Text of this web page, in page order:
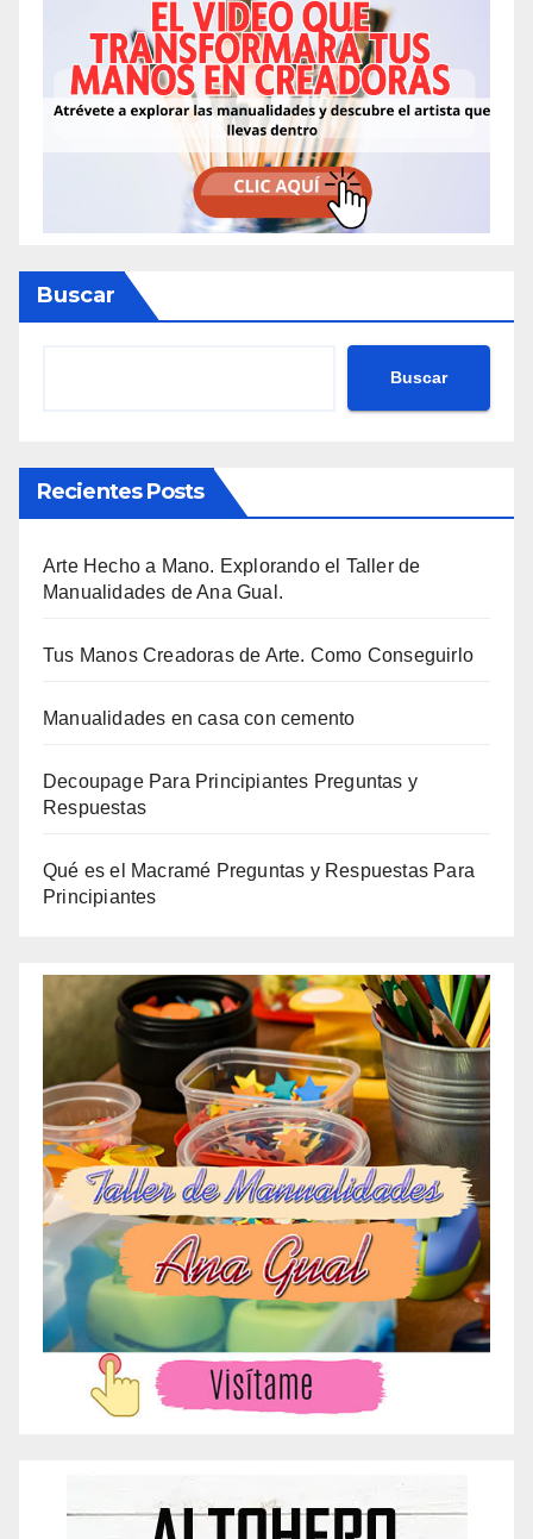
Buscar
Buscar
Recientes Posts
Arte Hecho a Mano. Explorando el Taller de
Manualidades de Ana Gual.
Tus Manos Creadoras de Arte. Como Conseguirlo
Manualidades en casa con cemento
Decoupage Para Principiantes Preguntas y
Respuestas
Qué es el Macramé Preguntas y Respuestas Para
Principiantes